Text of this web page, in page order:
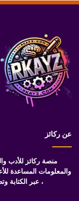
عن ركائز
منصة ركائز للأدب
والمعلومات المساعدة
، عبر الكتابة